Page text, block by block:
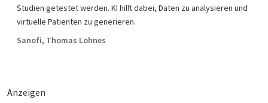
Studien getestet werden. KI hilft dabei, Daten zu analysieren und
virtuelle Patienten zu generieren.
Sanofi, Thomas Lohnes
Anzeigen